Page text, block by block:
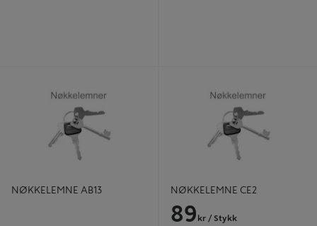
NØKKELEMNE AB13 NØKKELEMNE CE2
89 kr / Stykk